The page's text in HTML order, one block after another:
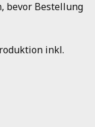
bevor Bestellung
inkl.